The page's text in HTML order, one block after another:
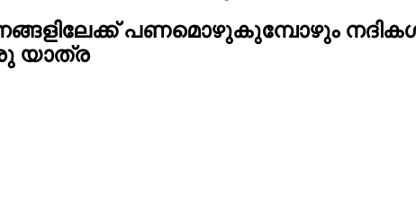
പണമൊഴുകുമ്പോഴും
യാത്ര